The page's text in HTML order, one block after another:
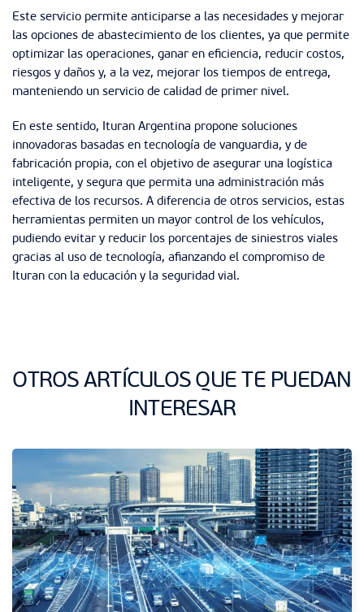
Este servicio permite anticiparse a las necesidades y mejorar
las opciones de abastecimiento de los clientes, ya que permite
optimizar las operaciones, ganar en eficiencia, reducir costos,
riesgos y daños y, a la vez, mejorar los tiempos de entrega,
manteniendo un servicio de calidad de primer nivel.
En este sentido, Ituran Argentina propone soluciones
innovadoras basadas en tecnología de vanguardia, y de
fabricación propia, con el objetivo de asegurar una logística
inteligente, y segura que permita una administración más
efectiva de los recursos. A diferencia de otros servicios, estas
herramientas permiten un mayor control de los vehículos,
pudiendo evitar y reducir los porcentajes de siniestros viales
gracias al uso de tecnología, afianzando el compromiso de
Ituran con la educación y la seguridad vial.
OTROS ARTÍCULOS QUE TE PUEDAN
INTERESAR